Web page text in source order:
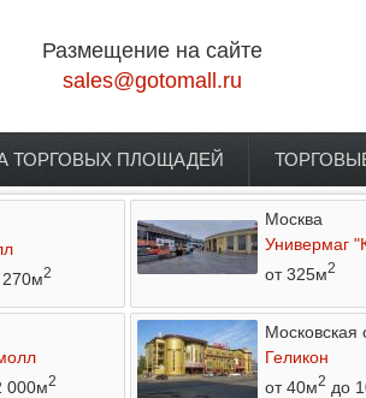
Размещение на сайте
sales@gotomall.ru
ТОРГОВЫХ ПЛОЩАДЕЙ
270м2
Москва
Универмаг
от 325м2
000м2
Московская
Геликон
от 40м2 до